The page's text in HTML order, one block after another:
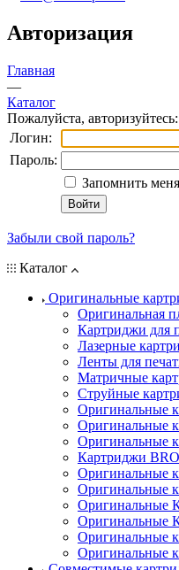
Авторизация
Главная
—
Каталог
Пожалуйста, авторизуйтесь:
Логин:
Пароль:
Запомнить
Забыли свой пароль?
Каталог
Оригинальные
Оригинальная
Картриджи
Лазерные
Ленты для
Матричные
Струйные
Оригинальные
Оригинальные
Оригинальные
Картриджи
Оригинальные
Оригинальные
Оригинальные
Оригинальные
Оригинальные
Оригинальные